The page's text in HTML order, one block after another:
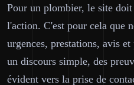
Pour un plombier, le site
l'action. C'est pour cela que
urgences, prestations, avis
un discours simple, des
évident vers la prise de